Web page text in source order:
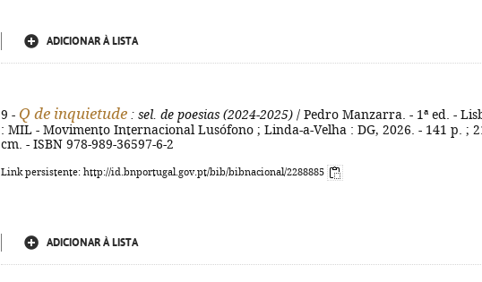
ADICIONAR À LISTA
9 - Q de inquietude : sel. de poesias (2024-2025) / Pedro Manzarra. - 1ª ed. -
: MIL - Movimento Internacional Lusófono ; Linda-a-Velha : DG, 2026. - 141 p. ;
cm. - ISBN 978-989-36597-6-2
Link persistente: http://id.bnportugal.gov.pt/bib/bibnacional/2288885
ADICIONAR À LISTA